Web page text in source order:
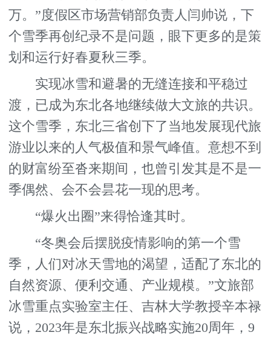
万。”度假区市场营销部负责人闫帅说，下
个雪季再创纪录不是问题，眼下更多的是策
划和运行好春夏秋三季。
实现冰雪和避暑的无缝连接和平稳过
渡，已成为东北各地继续做大文旅的共识。
这个雪季，东北三省创下了当地发展现代旅
游业以来的人气极值和景气峰值。意想不到
的财富纷至沓来期间，也曾引发其是不是一
季偶然、会不会昙花一现的思考。
“爆火出圈”来得恰逢其时。
“冬奥会后摆脱疫情影响的第一个雪
季，人们对冰天雪地的渴望，适配了东北的
自然资源、便利交通、产业规模。”文旅部
冰雪重点实验室主任、吉林大学教授辛本禄
说，2023年是东北振兴战略实施20周年，9